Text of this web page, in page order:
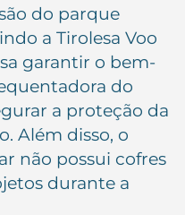
do parque
a Tirolesa Voo
garantir o bem-
do
a proteção da
Além disso, o
não possui cofres
durante a